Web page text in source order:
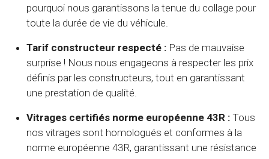
pourquoi nous garantissons la tenue du collage pour
toute la durée de vie du véhicule.
Tarif constructeur respecté : Pas de mauvaise
surprise ! Nous nous engageons à respecter les prix
définis par les constructeurs, tout en garantissant
une prestation de qualité.
Vitrages certifiés norme européenne 43R : Tous
nos vitrages sont homologués et conformes à la
norme européenne 43R, garantissant une résistance